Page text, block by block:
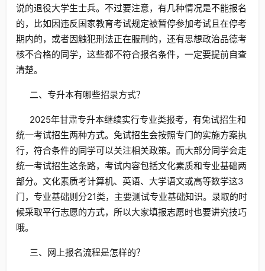
说的退役大学生士兵。不过要注意，有几种情况是不能报名
的，比如因违反国家教育考试规定被暂停参加考试且在停考
期内的，或者因触犯刑法正在服刑的，还有思想政治品德考
核不合格的同学，这些都不符合报名条件，一定要提前自查
清楚。
二、专升本有哪些招录方式？
2025年甘肃专升本继续实行专业类报考，有免试招生和
统一考试招生两种方式。免试招生会按照专门的实施方案执
行，符合条件的同学可以关注相关政策。而大部分同学会走
统一考试招生这条路，考试内容包括文化素质和专业基础两
部分。文化素质考计算机、英语、大学语文或高等数学这3
门，专业基础则分21类，主要测试专业基础知识。录取的时
候采取平行志愿的方式，所以大家填报志愿时也要讲究技巧
哦。
三、网上报名流程是怎样的？